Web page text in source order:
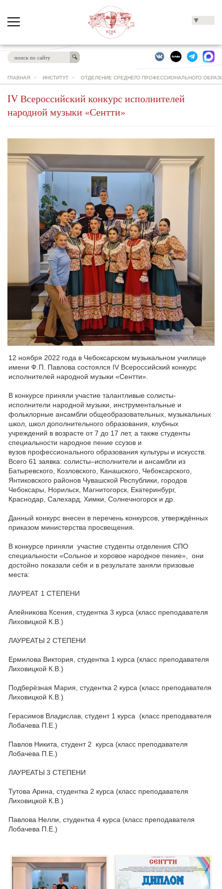
▼
ГЛАВНАЯ > ИНСТИТУТ > ОТДЕЛЕНИЕ СРЕДНЕГО ПРОФЕССИОНАЛЬНОГО
IV Всероссийский конкурс исполнителей
народной музыки «Сентти»
12 ноября 2022 года в Чебоксарском музыкальном училище
имени Ф.П. Павлова состоялся IV Всероссийский конкурс
исполнителей народной музыки «Сентти».
В конкурсе приняли участие талантливые солисты-
исполнители народной музыки, инструментальные и
фольклорные ансамбли общеобразовательных, музыкальных
школ, школ дополнительного образования, клубных
учреждений в возрасте от 7 до 17 лет, а также студенты
специальности народное пение ссузов и
вузов профессионального образования культуры и искусств.
Всего 61 заявка: солисты–исполнители и ансамбли из
Батыревского, Козловского, Канашского, Чебоксарского,
Янтиковского районов Чувашской Республики, городов
Чебоксары, Норильск, Магнитогорск, Екатеринбург,
Краснодар, Салехард, Химки, Солнечногорск и др.
Данный конкурс внесен в перечень конкурсов, утверждённых
приказом министерства просвещения.
В конкурсе приняли участие студенты отделения СПО
специальности «Сольное и хоровое народное пение», они
достойно показали себя и в результате заняли призовые
места:
ЛАУРЕАТ 1 СТЕПЕНИ
Алейникова Ксения, студентка 3 курса (класс преподавателя
Лиховицкой К.В.)
ЛАУРЕАТЫ 2 СТЕПЕНИ
Ермилова Виктория, студентка 1 курса (класс преподавателя
Лиховицкой К.В.)
Подберёзная Мария, студентка 2 курса (класс преподавателя
Лиховицкой К.В.)
Герасимов Владислав, студент 1 курса (класс преподавателя
Лобачева П.Е.)
Павлов Никита, студент 2 курса (класс преподавателя
Лобачева П.Е.)
ЛАУРЕАТЫ 3 СТЕПЕНИ
Тутова Арина, студентка 2 курса (класс преподавателя
Лиховицкой К.В.)
Павлова Нелли, студентка 4 курса (класс преподавателя
Лобачева П.Е.)